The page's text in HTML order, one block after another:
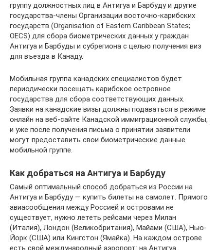
группу должностных лиц в Антигуа и Барбуду и другие
государства-члены Организации восточно-карибских
государств (Organisation of Eastern Caribbean States;
OECS) для сбора биометрических данных у граждан
Антигуа и Барбуды и субрегиона с целью получения виз
для въезда в Канаду.
Мобильная группа канадских специалистов будет
периодически посещать карибское островное
государства для сбора соответствующих данных.
Заявки на канадские визы должны подаваться в режиме
онлайн на веб-сайте Канадской иммиграционной службы,
и уже после получения письма о принятии заявители
могут предоставить свои биометрические данные
мобильной группе.
Как добраться на Антигуа и Барбуду
Самый оптимальный способ добраться из России на
Антигуа и Барбуду — купить билеты на самолет. Прямого
авиасообщения между Россией и островами не
существует, нужно лететь рейсами через Милан
(Италия), Лондон (Великобритания), Майами (США), Нью-
Йорк (США) или Кингстон (Ямайка). На каждом острове
есть свой международный аэропорт: на Антигуа